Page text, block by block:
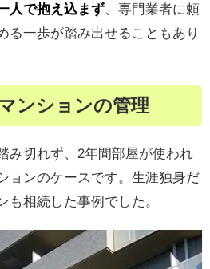
人で抱え込まず、専門業者に頼
る一歩が踏み出せることもあり
ンションの管理
み切れず、2年間部屋が使われ
ョンのケースです。生涯独身だ
も相続した事例でした。